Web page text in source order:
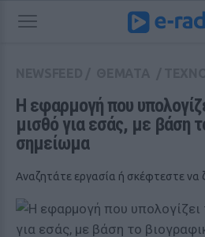
Η εφαρμογή που
μισθό για εσάς, με βάση
σημείωμα
Αναζητάτε εργασία ή σκέφτεστε να